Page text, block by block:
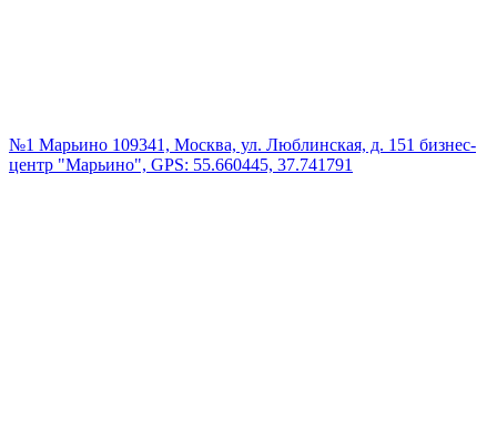
№1 Марьино 109341, Москва, ул. Люблинская, д. 151 бизнес-
центр "Марьино", GPS: 55.660445, 37.741791